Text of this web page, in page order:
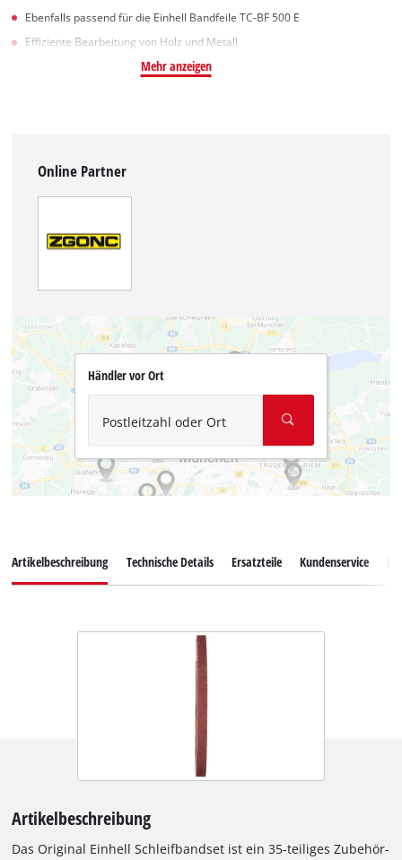
Ebenfalls passend für die Einhell Bandfeile TC-BF 500 E
Effiziente Bearbeitung von Holz und Metall
Mehr anzeigen
Online Partner
Händler vor Ort
Postleitzahl oder Ort
Artikelbeschreibung Technische Details Ersatzteile Kundenservice
Artikelbeschreibung
Das Original Einhell Schleifbandset ist ein 35-teiliges Zubehör-